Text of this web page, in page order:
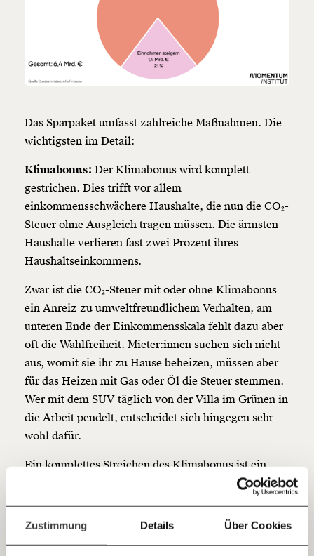
Zustimmung Details Über Cookies
Veränderung
beginnt mit Dir!
und wir können gemeinsam
unsere Wirtschaft so gestalten, dass sie für alle
funktioniert. Unsere Recherchen sind für alle frei im
Netz. Unabhängig und werbefrei. Und das wird auch
so bleiben. Kämpf’ mit uns für den Fortschritt und
unterstütze uns mit Deinem Mitgliedsbeitrag.
Du überweist lieber direkt?
Hier unsere IBAN: AT34 4300 0498 0007 6017
sozialen Fortschritt
Jetzt
einfach
Das Sparpaket umfasst zahlreiche Maßnahmen. Die
wichtigsten im Detail:
Klimabonus: Der Klimabonus wird komplett
gestrichen. Dies trifft vor allem
einkommensschwächere Haushalte, die nun die CO₂-
Steuer ohne Ausgleich tragen müssen. Die ärmsten
Haushalte verlieren fast zwei Prozent ihres
Haushaltseinkommens.
Zwar ist die CO₂-Steuer mit oder ohne Klimabonus
ein Anreiz zu umweltfreundlichem Verhalten, am
unteren Ende der Einkommensskala fehlt dazu aber
oft die Wahlfreiheit. Mieter:innen suchen sich nicht
aus, womit sie ihr zu Hause beheizen, müssen aber
für das Heizen mit Gas oder Öl die Steuer stemmen.
Wer mit dem SUV täglich von der Villa im Grünen in
die Arbeit pendelt, entscheidet sich hingegen sehr
wohl dafür.
Ein komplettes Streichen des Klimabonus ist ein
tiefer sozialer Einschnitt. Zumindest für die ärmeren
schlicht eine Einkommensgrenze ziehen. Wer mehr